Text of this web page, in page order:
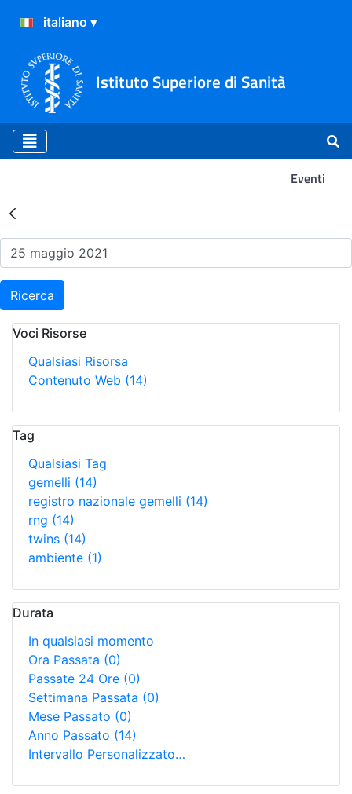
Istituto Superiore di Sanità
Eventi
Risultati della Ricerca -
Ricerca
Voci Risorse
Qualsiasi Risorsa
Contenuto Web (14)
Tag
Qualsiasi Tag
gemelli (14)
registro nazionale gemelli (14)
rng (14)
twins (14)
ambiente (1)
Durata
In qualsiasi momento
Ora Passata (0)
Passate 24 Ore (0)
Settimana Passata (0)
Mese Passato (0)
Anno Passato (14)
Intervallo Personalizzato…